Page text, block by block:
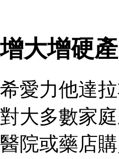
增大增硬
希愛力他達
對大多數家
醫院或藥店